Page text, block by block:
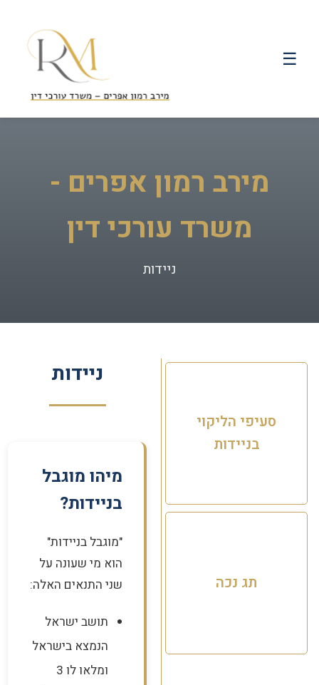
☰
מירב רמון אפרים -
משרד עורכי דין
ניידות
ניידות
מיהו מוגבל
בניידות?
"מוגבל בניידות"
הוא מי שעונה על
שני התנאים האלה:
תושב ישראל
הנמצא בישראל
ומלאו לו 3
סעיפי הליקוי
בניידות
תג נכה